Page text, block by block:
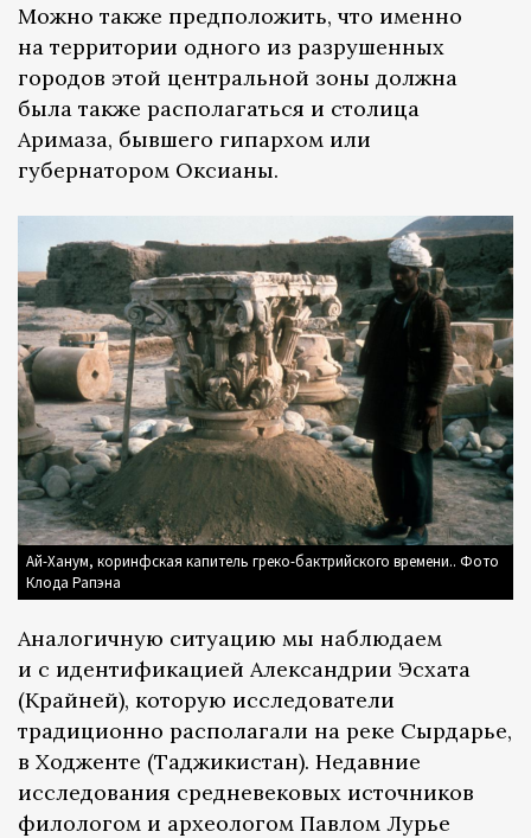
Можно также предположить, что именно
на территории одного из разрушенных
городов этой центральной зоны должна
была также располагаться и столица
Аримаза, бывшего гипархом или
губернатором Оксианы.
Ай-Ханум, коринфская капитель греко-бактрийского времени.. Фото
Клода Рапэна
Аналогичную ситуацию мы наблюдаем
и с идентификацией Александрии Эсхата
(Крайней), которую исследователи
традиционно располагали на реке Сырдарье,
в Ходженте (Таджикистан). Недавние
исследования средневековых источников
филологом и археологом Павлом Лурье